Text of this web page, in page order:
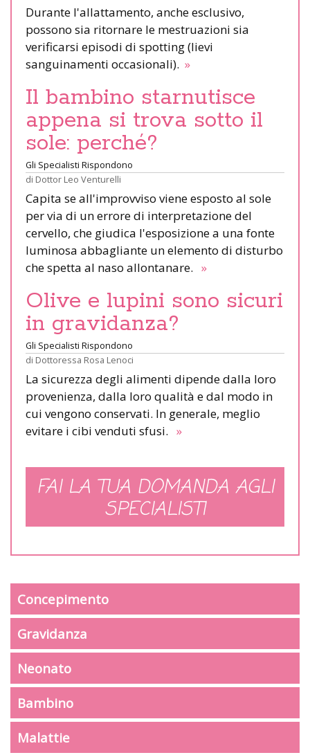
Durante l'allattamento, anche esclusivo,
possono sia ritornare le mestruazioni sia
verificarsi episodi di spotting (lievi
sanguinamenti occasionali). »
Il bambino starnutisce
appena si trova sotto il
sole: perché?
Gli Specialisti Rispondono
di Dottor Leo Venturelli
Capita se all'improvviso viene esposto al sole
per via di un errore di interpretazione del
cervello, che giudica l'esposizione a una fonte
luminosa abbagliante un elemento di disturbo
che spetta al naso allontanare. »
Olive e lupini sono sicuri
in gravidanza?
Gli Specialisti Rispondono
di Dottoressa Rosa Lenoci
La sicurezza degli alimenti dipende dalla loro
provenienza, dalla loro qualità e dal modo in
cui vengono conservati. In generale, meglio
evitare i cibi venduti sfusi. »
FAI LA TUA DOMANDA AGLI
SPECIALISTI
Concepimento
Gravidanza
Neonato
Bambino
Malattie